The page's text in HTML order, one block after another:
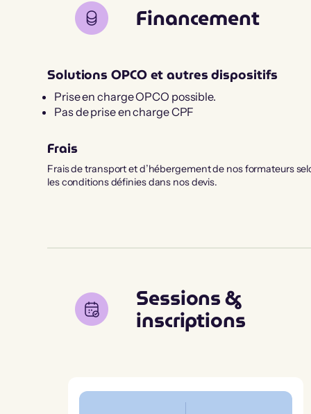
Financement
Solutions OPCO et autres dispositifs
Prise en charge OPCO possible.
Pas de prise en charge CPF
Frais
Frais de transport et d’hébergement de nos formateurs
les conditions définies dans nos devis.
Sessions &
inscriptions